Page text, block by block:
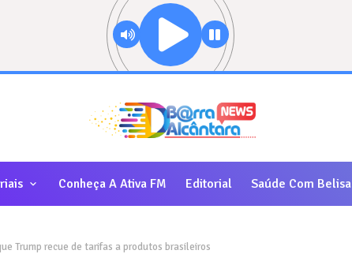
Conheça A Ativa FM Editorial Saúde Com Belisa
Trump recue de tarifas a produtos brasileiros